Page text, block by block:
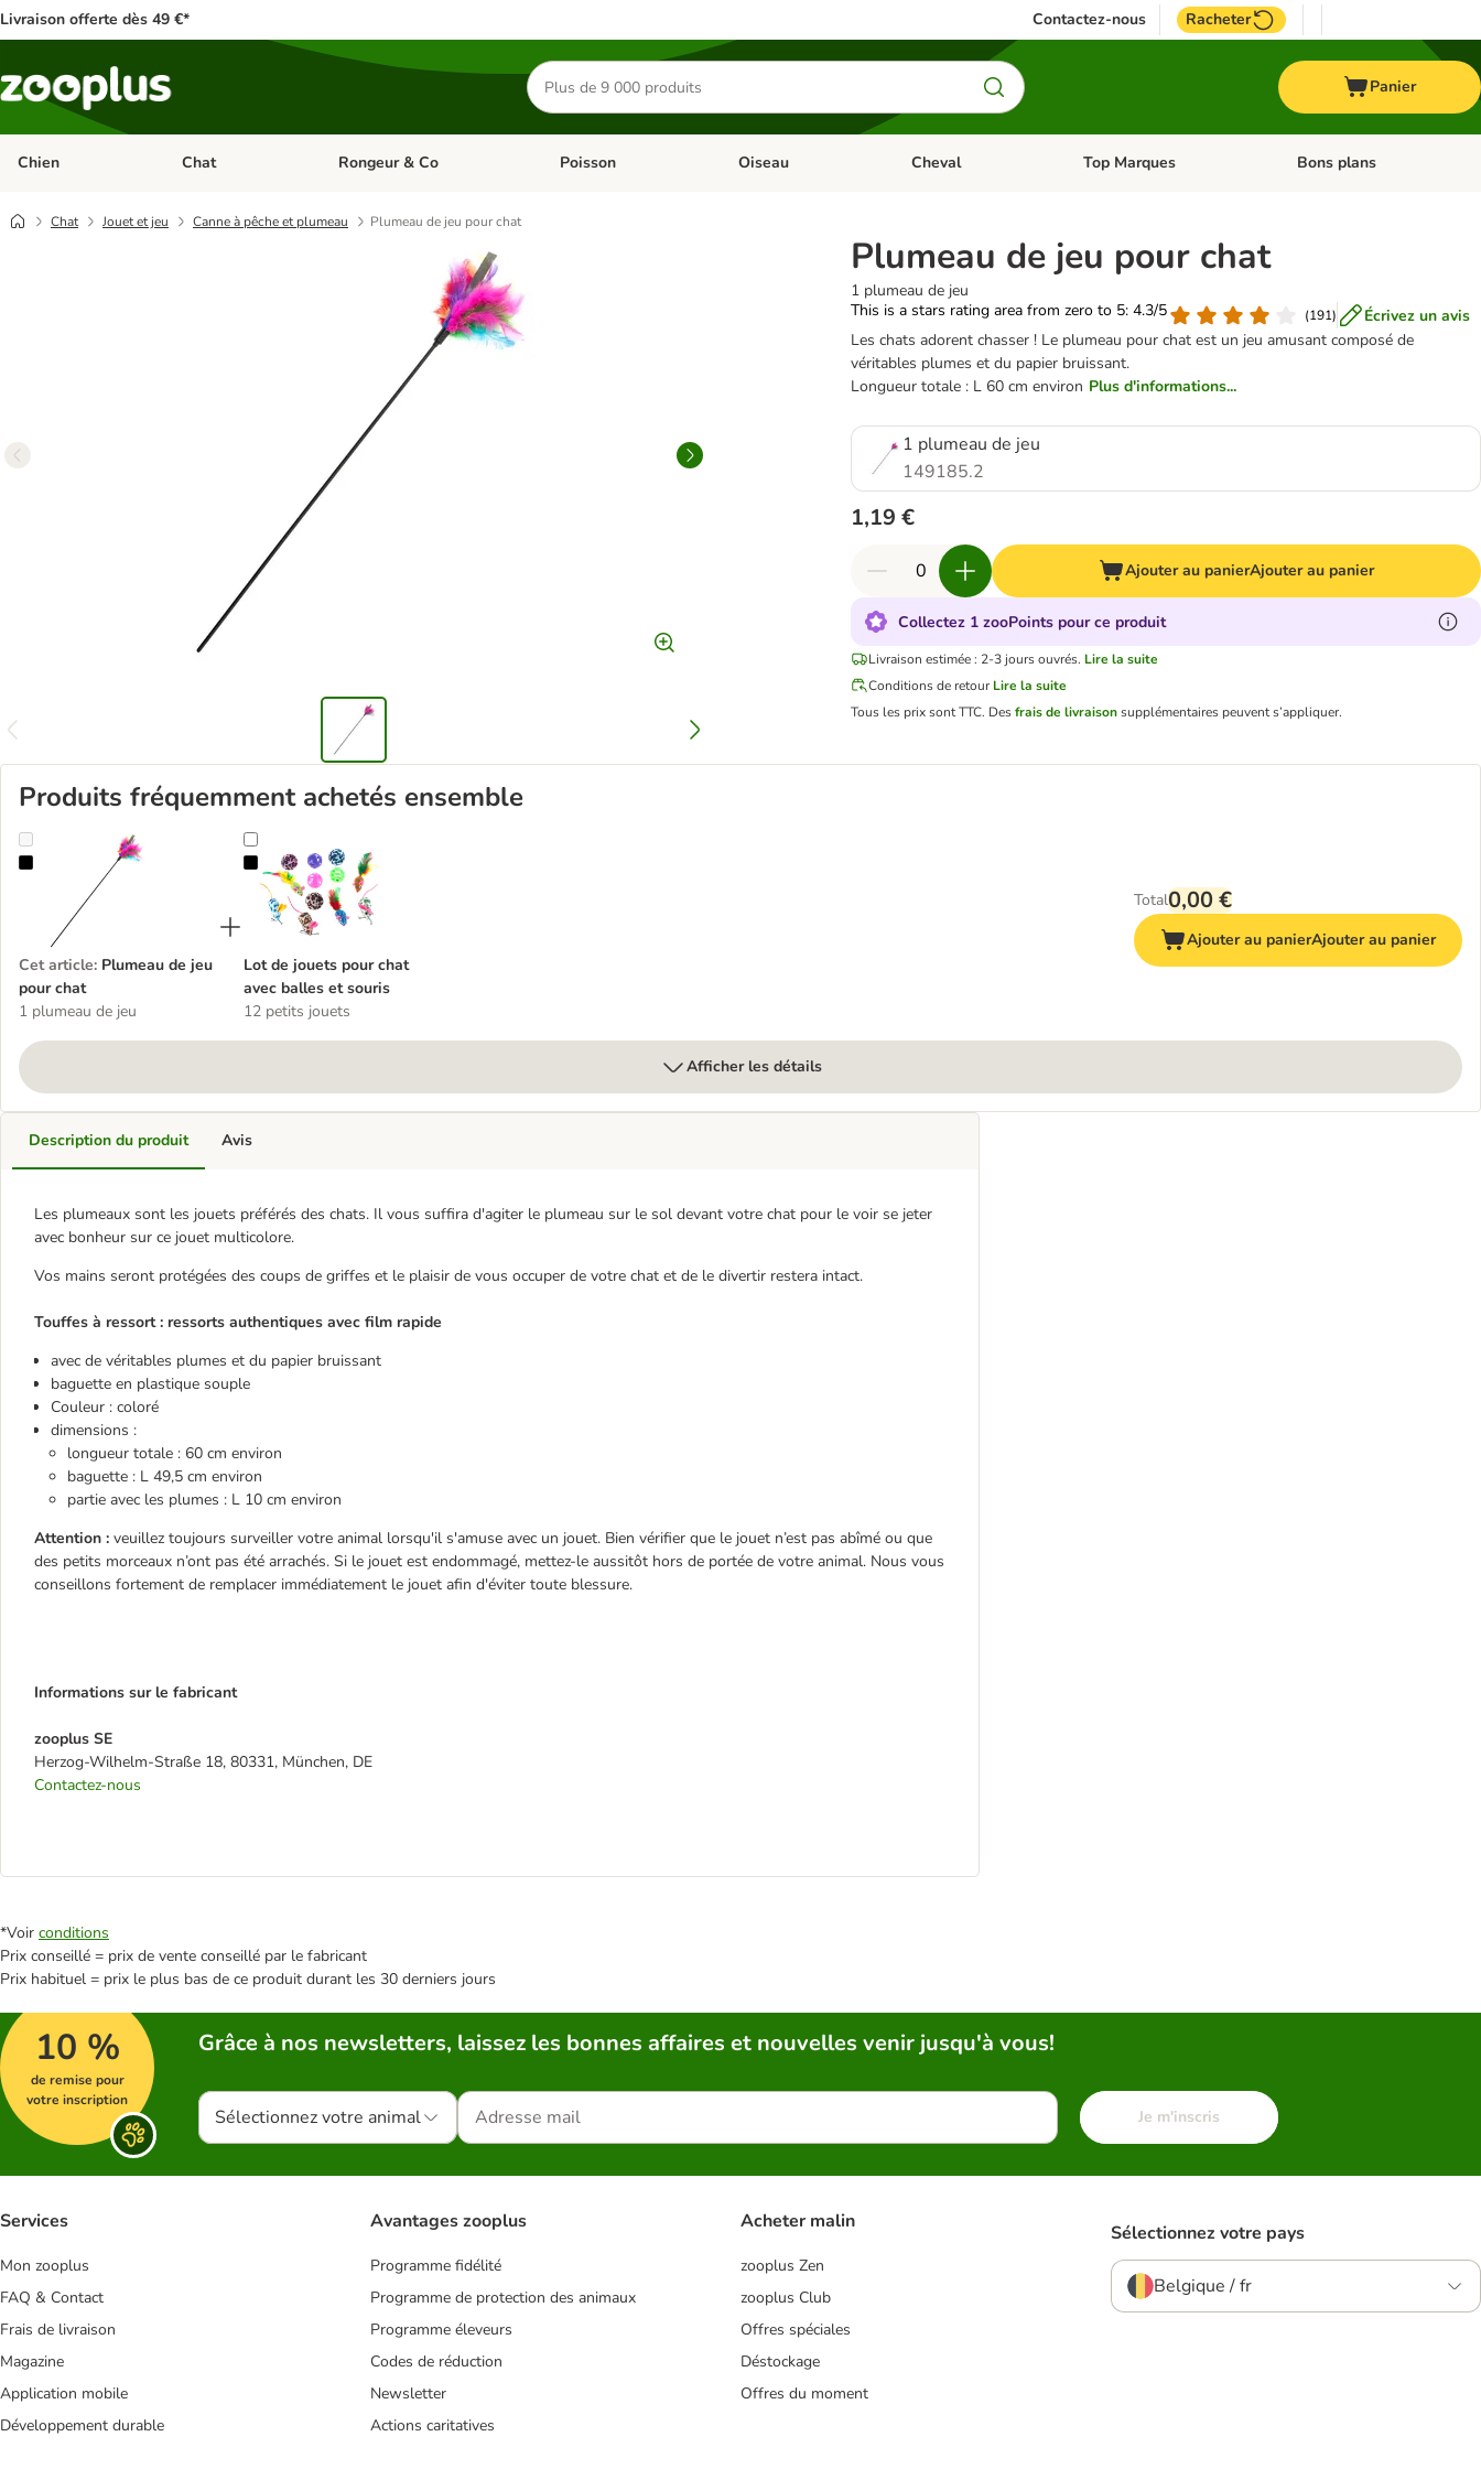
Livraison offerte dès 49 €* Contactez-nous Racheter
Rechercher
des
produits
Panier
Chien Dérouler les catégories: Chien
Chat Dérouler les catégories: Chat
Rongeur & Co Dérouler les catégories: Rongeur & Co
Poisson Dérouler les catégories: Poisson
Oiseau Dérouler les catégories: Oiseau
Cheval Dérouler les catégories: Cheval
Top Marques Dérouler les catégories: Top
Bons plans
Chat Jouet et jeu Canne à pêche et plumeau Plumeau de jeu pour chat
Plumeau de jeu pour chat
1 plumeau de jeu
This is a stars rating area from zero to 5: 4.3/5
(191)
Écrivez un avis
Les chats adorent chasser ! Le plumeau pour chat est un jeu amusant composé de
véritables plumes et du papier bruissant.
Longueur totale : L 60 cm environ Plus d'informations...
1 plumeau de jeu
149185.2
1,19 €
Ajouter au panierAjouter au panier
Collectez 1 zooPoints pour ce produit
Livraison estimée : 2-3 jours ouvrés. Lire la suite
Conditions de retour Lire la suite
Tous les prix sont TTC. Desfrais de livraisonsupplémentaires peuvent s’appliquer.
Produits fréquemment achetés ensemble
Plumeau de jeu pour chat
Cet article: Plumeau de jeu
pour chat
1 plumeau de jeu
Lot de jouets pour chat avec balles et souris
Lot de jouets pour chat
avec balles et souris
12 petits jouets
Total0,00 €
Ajouter au panierAjouter au panier
Afficher les détails
Description du produit
Les plumeaux sont les jouets préférés des chats. Il vous suffira d'agiter le plumeau sur le sol devant votre chat pour le voir se jeter
avec bonheur sur ce jouet multicolore.
Vos mains seront protégées des coups de griffes et le plaisir de vous occuper de votre chat et de le divertir restera intact.
Touffes à ressort : ressorts authentiques avec film rapide
avec de véritables plumes et du papier bruissant
baguette en plastique souple
Couleur : coloré
dimensions :
longueur totale : 60 cm environ
baguette : L 49,5 cm environ
partie avec les plumes : L 10 cm environ
Attention : veuillez toujours surveiller votre animal lorsqu'il s'amuse avec un jouet. Bien vérifier que le jouet n’est pas abîmé ou que
des petits morceaux n’ont pas été arrachés. Si le jouet est endommagé, mettez-le aussitôt hors de portée de votre animal. Nous vous
conseillons fortement de remplacer immédiatement le jouet afin d'éviter toute blessure.
Informations sur le fabricant
zooplus SE
Herzog-Wilhelm-Straße 18, 80331, München, DE
Contactez-nous
Avis
*Voir conditions
Prix conseillé = prix de vente conseillé par le fabricant
Prix habituel = prix le plus bas de ce produit durant les 30 derniers jours
10 %
de remise pour
votre inscription
Grâce à nos newsletters, laissez les bonnes affaires et nouvelles venir jusqu'à vous!
Sélectionnez votre animal Je m'inscris
Services
Mon zooplus
FAQ & Contact
Frais de livraison
Magazine
Application mobile
Développement durable
Avantages zooplus
Programme fidélité
Programme de protection des animaux
Programme éleveurs
Codes de réduction
Newsletter
Actions caritatives
Acheter malin
zooplus Zen
zooplus Club
Offres spéciales
Déstockage
Offres du moment
Sélectionnez votre pays
Belgique / fr